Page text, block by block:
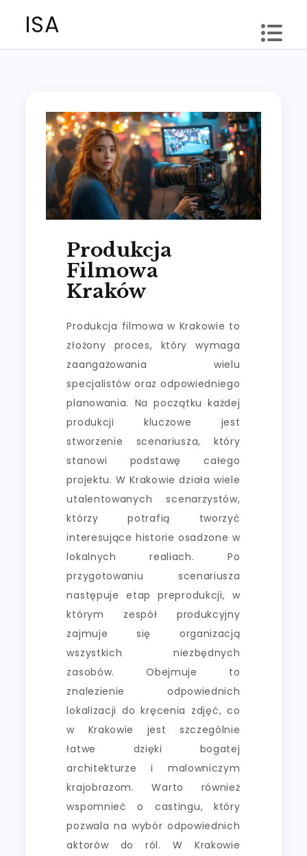
ISA
Produkcja
Filmowa
Kraków
Produkcja filmowa w Krakowie to
złożony proces, który wymaga
zaangażowania wielu
specjalistów oraz odpowiedniego
planowania. Na początku każdej
produkcji kluczowe jest
stworzenie scenariusza, który
stanowi podstawę całego
projektu. W Krakowie działa wiele
utalentowanych scenarzystów,
którzy potrafią tworzyć
interesujące historie osadzone w
lokalnych realiach. Po
przygotowaniu scenariusza
następuje etap preprodukcji, w
którym zespół produkcyjny
zajmuje się organizacją
wszystkich niezbędnych
zasobów. Obejmuje to
znalezienie odpowiednich
lokalizacji do kręcenia zdjęć, co
w Krakowie jest szczególnie
łatwe dzięki bogatej
architekturze i malowniczym
krajobrazom. Warto również
wspomnieć o castingu, który
pozwala na wybór odpowiednich
aktorów do ról. W Krakowie